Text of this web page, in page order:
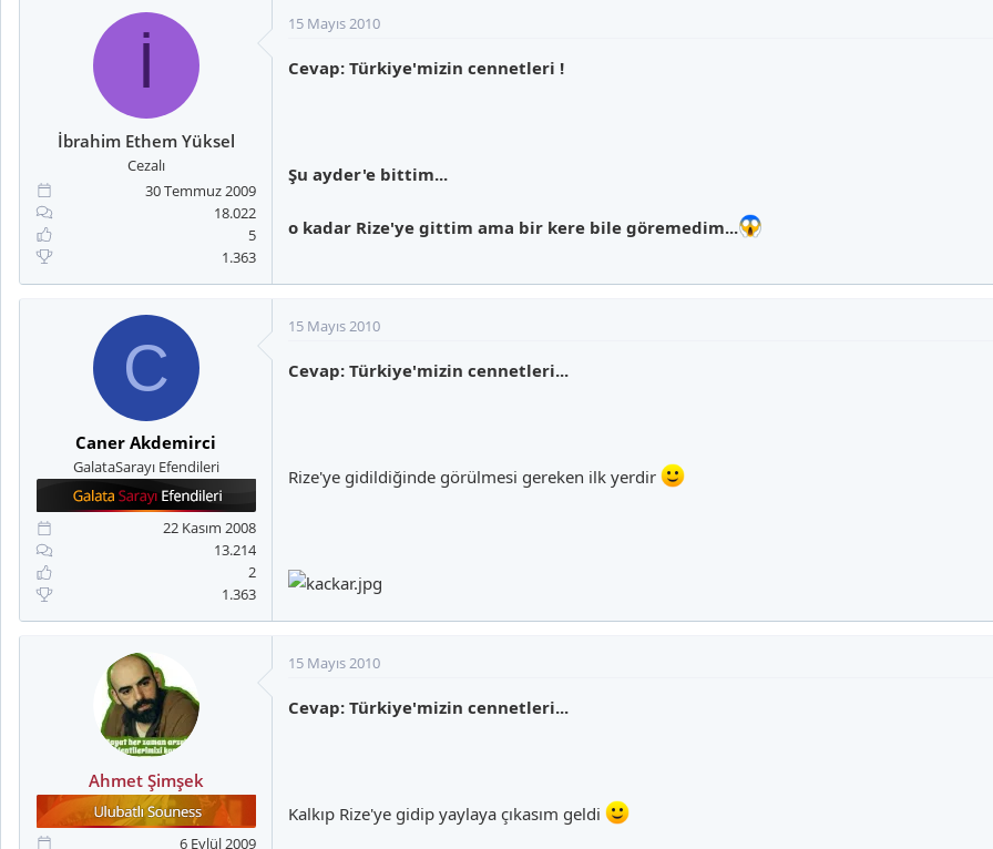
İ
İbrahim Ethem Yüksel
Cezalı
30 Temmuz 2009
18.022
5
1.363
15 Mayıs 2010
Cevap: Türkiye'mizin cennetleri !
Şu ayder'e bittim...
o kadar Rize'ye gittim ama bir kere bile göremedim...
C
Caner Akdemirci
GalataSarayı Efendileri
22 Kasım 2008
13.214
2
1.363
15 Mayıs 2010
Cevap: Türkiye'mizin cennetleri...
Rize'ye gidildiğinde görülmesi gereken ilk yerdir
Ahmet Şimşek
6 Eylül 2009
15 Mayıs 2010
Cevap: Türkiye'mizin cennetleri...
Kalkıp Rize'ye gidip yaylaya çıkasım geldi